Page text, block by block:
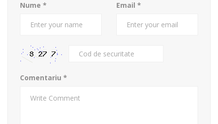
Nume * Email *
Comentariu *